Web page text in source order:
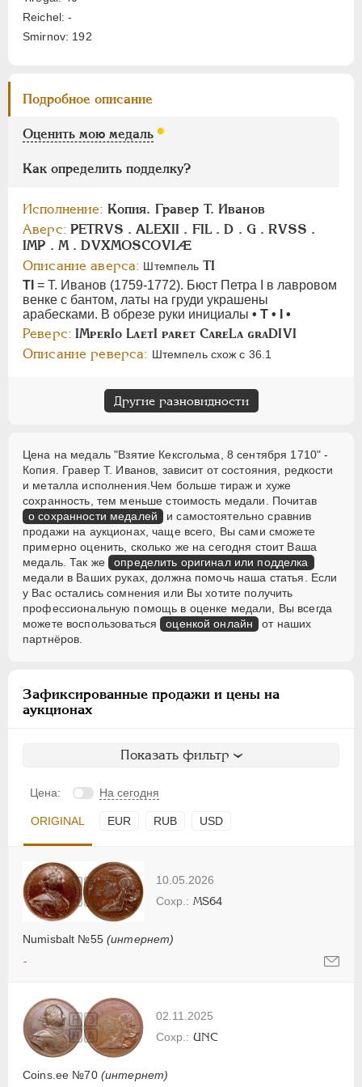
Reichel: -
Smirnov: 192
Подробное описание
Оценить мою медаль
Как определить подделку?
Исполнение: Копия. Гравер Т. Иванов
Аверс: PETRVS . ALEXII . FIL . D . G . RVSS .
IMP . М . DVXMOSCOVIÆ
Описание аверса: Штемпель TI
TI = Т. Иванов (1759-1772). Бюст Петра I в лавровом
венке с бантом, латы на груди украшены
арабесками. В обрезе руки инициалы • Т • I •
Реверс: IMᴘᴇʀIo LᴀᴇтI ᴘᴀʀᴇт CᴀʀᴇLᴀ ɢʀᴀDIVI
Описание реверса: Штемпель схож с 36.1
Другие разновидности
Цена на медаль "Взятие Кексгольма, 8 сентября 1710" -
Копия. Гравер Т. Иванов, зависит от состояния, редкости
и металла исполнения.Чем больше тираж и хуже
сохранность, тем меньше стоимость медали. Почитав
о сохранности медалей и самостоятельно сравнив
продажи на аукционах, чаще всего, Вы сами сможете
примерно оценить, сколько же на сегодня стоит Ваша
медаль. Так же определить оригинал или подделка
медали в Ваших руках, должна помочь наша статья. Если
у Вас остались сомнения или Вы хотите получить
профессиональную помощь в оценке медали, Вы всегда
можете воспользоваться оценкой онлайн
от наших
партнёров.
Зафиксированные продажи и цены на
аукционах
Показать фильтр
Цена: На сегодня
ORIGINAL EUR RUB USD
10.05.2026
Numisbalt №55 (интернет)
MS64
-
02.11.2025
Coins.ee №70 (интернет)
UNC
АЛЕКСАНДР II
АЛЕКСАНДР III